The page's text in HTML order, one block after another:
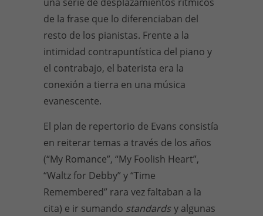
de la frase que lo diferenciaban del
resto de los pianistas. Frente a la
intimidad contrapuntística del piano y
el contrabajo, el baterista era la
conexión a tierra en una música
evanescente.
El plan de repertorio de Evans consistía
en reiterar temas a través de los años
(“My Romance”, “My Foolish Heart”,
“Waltz for Debby” y “Time
Remembered” rara vez faltaban a la
cita) e ir sumando standards y algunas